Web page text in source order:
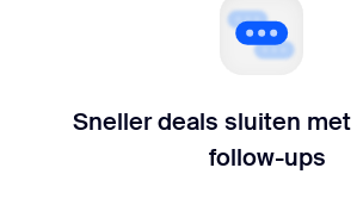
Sneller deals sluiten
follow-ups